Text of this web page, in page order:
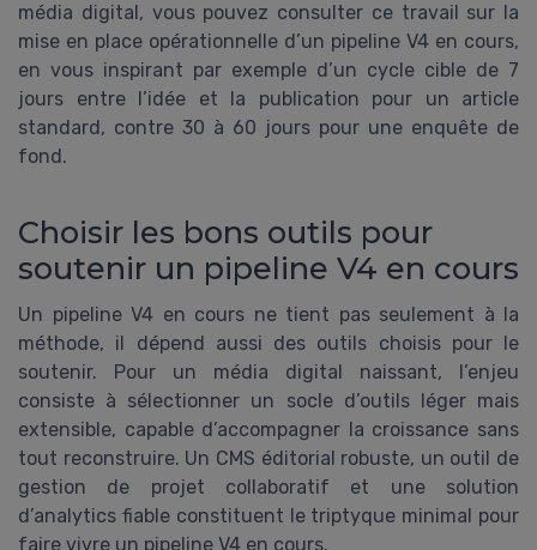
média digital, vous pouvez consulter ce travail sur la
mise en place opérationnelle d’un pipeline V4 en cours,
en vous inspirant par exemple d’un cycle cible de 7
jours entre l’idée et la publication pour un article
standard, contre 30 à 60 jours pour une enquête de
fond.
Choisir les bons outils pour
soutenir un pipeline V4 en cours
Un pipeline V4 en cours ne tient pas seulement à la
méthode, il dépend aussi des outils choisis pour le
soutenir. Pour un média digital naissant, l’enjeu
consiste à sélectionner un socle d’outils léger mais
extensible, capable d’accompagner la croissance sans
tout reconstruire. Un CMS éditorial robuste, un outil de
gestion de projet collaboratif et une solution
d’analytics fiable constituent le triptyque minimal pour
faire vivre un pipeline V4 en cours.